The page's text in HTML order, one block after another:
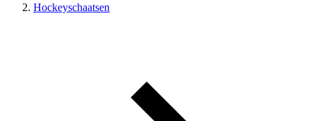
Hockeyschaatsen